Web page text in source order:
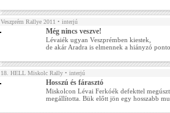
Veszprém Rallye 2011 • interjú
Még nincs veszve!
Lévaiék ugyan Veszprémben kiestek,
de akár Aradra is elmennek a hiányzó
18. HELL Miskolc Rally • interjú
Hosszú és fárasztó
Miskolcon Lévai Ferkóék defekttel
megállította. Bük előtt jön egy hosszabb